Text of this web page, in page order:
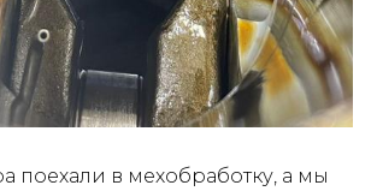
поехали в мехобработку, а мы